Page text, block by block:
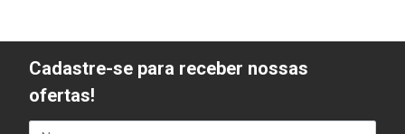
Cadastre-se para receber nossas
ofertas!